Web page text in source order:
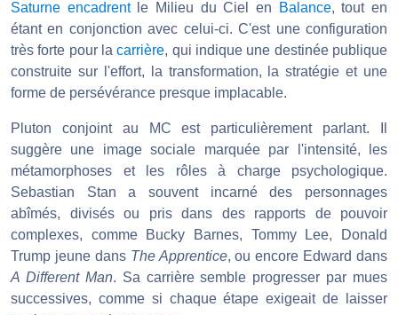
Saturne encadrentle Milieu du Ciel en Balance, tout en
étant en conjonction avec celui-ci. C'est une configuration
très forte pour lacarrière, qui indique une destinée publique
construite sur l'effort, la transformation, la stratégie et une
forme de persévérance presque implacable.
Pluton conjoint au MC est particulièrement parlant. Il
suggère une image sociale marquée par l'intensité, les
métamorphoses et les rôles à charge psychologique.
Sebastian Stan a souvent incarné des personnages
abîmés, divisés ou pris dans des rapports de pouvoir
complexes, comme Bucky Barnes, Tommy Lee, Donald
Trump jeune dans The Apprentice, ou encore Edward dans
A Different Man. Sa carrière semble progresser par mues
successives, comme si chaque étape exigeait de laisser